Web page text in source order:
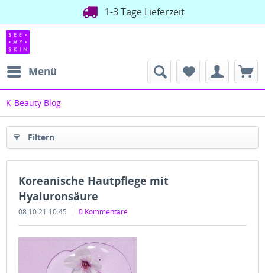
1-3 Tage Lieferzeit
Menü
K-Beauty Blog
Filtern
Koreanische Hautpflege mit
Hyaluronsäure
08.10.21 10:45 0 Kommentare